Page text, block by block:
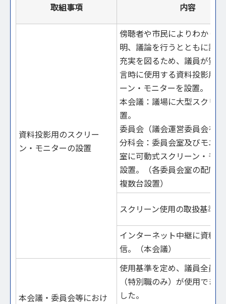
取組事項 内容
資料投影用のスクリー
ン・モニターの設置
傍聴者や市民によりわかり
明、議論を行うとともに議
充実を図るため、議員が質
言時に使用する資料投影用
ーン・モニターを設置。
本会議：議場に大型スクリ
置。
委員会（議会運営委員会を
分科会：委員会室及びモニ
室に可動式スクリーン・モ
設置。（各委員会室の配席
複数台設置）
スクリーン使用の取扱基準
インターネット中継に資料
信。（本会議）
本会議・委員会等におけ
使用基準を定め、議員全員
（特別職のみ）が使用でき
した。